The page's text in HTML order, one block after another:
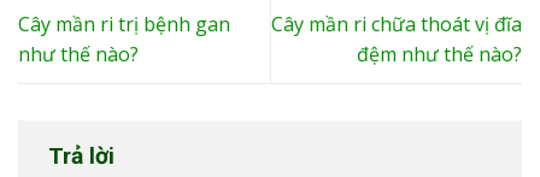
Cây mần ri trị bệnh gan
như thế nào?
Cây mần ri chữa thoát vị đĩa
đệm như thế nào?
Trả lời